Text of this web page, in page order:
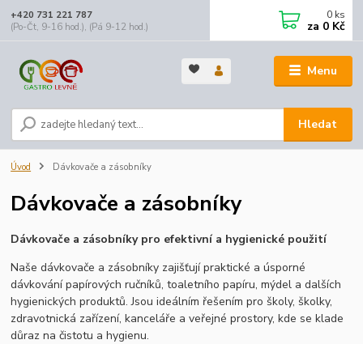
Menu
Hledat
+420 731 221 787
(Po-Čt, 9-16 hod.), (Pá 9-12 hod.)
0 ks
za 0 Kč
Úvod Dávkovače a zásobníky
Dávkovače a zásobníky
Dávkovače a zásobníky pro efektivní a hygienické použití
Naše dávkovače a zásobníky zajišťují praktické a úsporné
dávkování papírových ručníků, toaletního papíru, mýdel a dalších
hygienických produktů. Jsou ideálním řešením pro školy, školky,
zdravotnická zařízení, kanceláře a veřejné prostory, kde se klade
důraz na čistotu a hygienu.